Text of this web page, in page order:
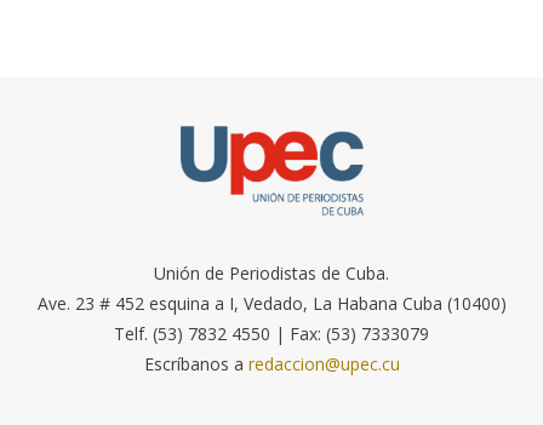
Unión de Periodistas de Cuba.
Ave. 23 # 452 esquina a I, Vedado, La Habana Cuba (10400)
Telf. (53) 7832 4550 | Fax: (53) 7333079
Escríbanos a redaccion@upec.cu